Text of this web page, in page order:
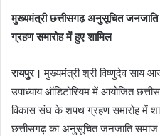
मुख्यमंत्री छत्तीसगढ़ अनुसूचित
ग्रहण समारोह में हुए शामिल
रायपुर। मुख्यमंत्री श्री विष्णुदेव साय
उपाध्याय ऑडिटोरियम में आयोजित
विकास संघ के शपथ ग्रहण समारोह में
छत्तीसगढ़ का अनुसूचित जनजाति समाज